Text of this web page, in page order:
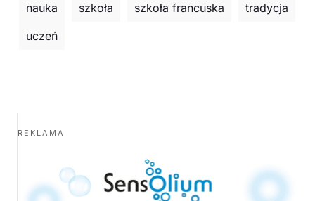
nauka
szkoła szkoła francuska
tradycja
uczeń
REKLAMA